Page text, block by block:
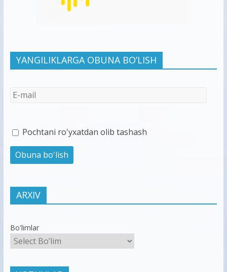
YANGILIKLARGA OBUNA BO’LISH
Pochtani ro'yxatdan olib tashash
ARXIV
Bo'limlar